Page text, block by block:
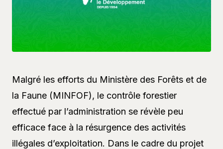
Malgré les efforts du Ministère des Forêts et de
la Faune (MINFOF), le contrôle forestier
effectué par l’administration se révèle peu
efficace face à la résurgence des activités
illégales d’exploitation. Dans le cadre du projet